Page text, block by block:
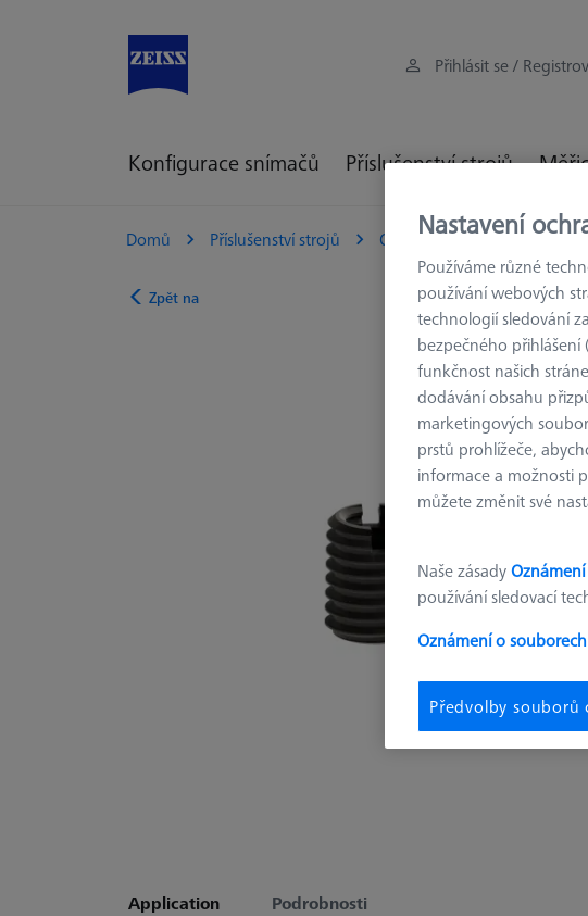
Přihlásit se /
Konfigurace snímačů Příslušenství strojů
Domů Příslušenství strojů Optická 3D Metrologie
Zpět na
Application Podrobnosti
Nastavení
Používáme různé
používání webových
technologií sledování
bezpečného
funkčnost našich
dodávání obsahu
marketingových
prstů prohlížeče,
informace a možnosti
můžete změnit své
Naše zásady
používání sledovací
Oznámení o
Předvolby souborů